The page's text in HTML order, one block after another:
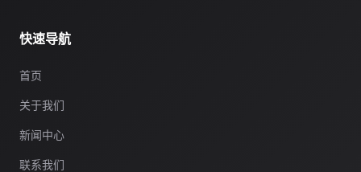
快速导航
首页
关于我们
新闻中心
联系我们